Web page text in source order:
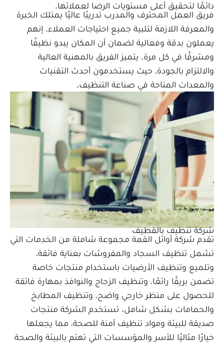
دائمًا لتحقيق أعلى مستويات الرضا لعملائها.
فريق العمل المحترف والمدرب تدريبًا عاليًا يمتلك الخبرة
والمعرفة اللازمة لتلبية جميع احتياجات العملاء. إنهم
يعملون بدقة وفعالية لضمان أن المكان يبدو نظيفًا
ومشرقًا في كل مرة. يتميز الفريق بالمهنية العالية
والالتزام بالجودة، حيث يستخدمون أحدث التقنيات
والمعدات المتاحة في صناعة التنظيف.
شركة تنظيف بالقطيف
تقدم شركة أوائل القمة مجموعة شاملة من الخدمات التي
تشمل تنظيف السجاد والمفروشات بعناية فائقة،
وتلميع وتنظيف الأرضيات باستخدام منتجات خاصة
تضمن بريقًا رائعًا، وتنظيف الزجاج والنوافذ بمهارة فائقة
للحصول على منظر خارجي واضح، وتنظيف المطابخ
والحمامات بشكل شامل. تستخدم الشركة منتجات
صديقة للبيئة ومواد تنظيف آمنة للصحة، مما يجعلها
خيارًا مثاليًا للأسر والمؤسسات التي تهتم بالبيئة والصحة